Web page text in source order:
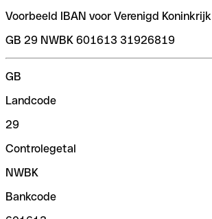
Voorbeeld IBAN voor Verenigd Koninkrijk
GB 29 NWBK 601613 31926819
GB
Landcode
29
Controlegetal
NWBK
Bankcode